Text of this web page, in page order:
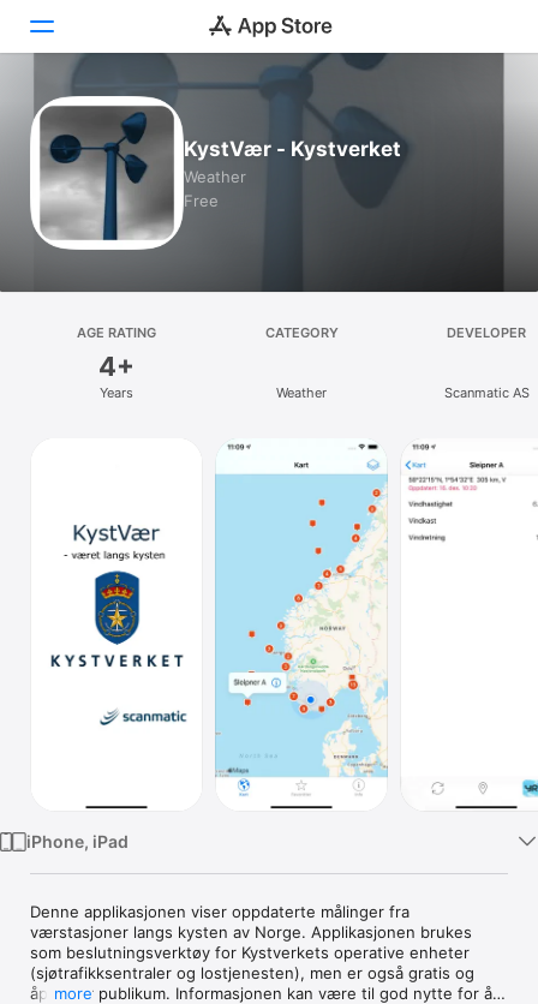
Today
Games
Apps
Platform
Watch
KystVær - Kystverket
Weather
Free
AGE RATING
4+
Years
CATEGORY
Weather
DEVELOPER
Scanmatic AS
iPhone, iPad
Denne applikasjonen viser oppdaterte målinger fra
værstasjoner langs kysten av Norge. Applikasjonen brukes
som beslutningsverktøy for Kystverkets operative enheter
(sjøtrafikksentraler og lostjenesten), men er også gratis og
åpen for publikum. Informasjonen kan være til god nytte for å
more